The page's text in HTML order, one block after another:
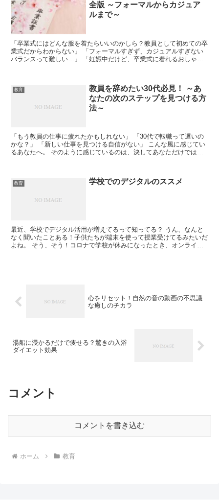
全版 ～フォーマルからカジュア
ルまで～
「卒業式にはどんな服を着たらいいのかしら？教員として初めての卒
業式だからわからない」 「フォーマルすぎず、カジュアルすぎない
バランスって難しい…」 「妊娠中だけど、卒業式に着れるおしゃれ
教育
教員を辞めたい30代必見！ ～あ
なたの次のステップを見つける方
法～
「もう教員の仕事に疲れたかもしれない」 「30代で転職って遅いの
かな？」 「新しい仕事を見つける自信がない」 こんな風に感じてい
るあなたへ。 そのように感じているのは、決してあなただけではあ
教育 学校でのデジタルのススメ
最近、学校でデジタル活用が増えてるって知ってる？ うん、なんと
なく聞いたことある！子供たちが端末を使って授業受けてるみたいだ
よね。 そう、そう！コロナで学校が休みになったとき、オンライン
心をリセット！自然の音の動画の不思議
な癒しのチカラ
湯船に浸かるだけで痩せる？驚きの入浴
ダイエット効果
コメント
コメントを書き込む
ホーム 教育